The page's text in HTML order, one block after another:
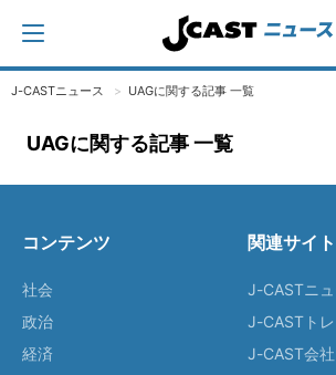
J-CASTニュース UAGに関する記事 一覧
UAGに関する記事 一覧
コンテンツ
社会
政治
経済
関連サイト
J-CASTニ
J-CASTト
J-CAST会